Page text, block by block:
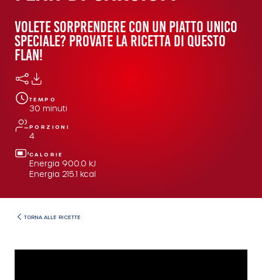
VOLETE SORPRENDERE CON UN PIATTO UNICO
SPECIALE? PROVATE LA RICETTA DI QUESTO
FLAN!
TEMPO
30 minuti
PORZIONI
4
CALORIE
Energia 900.0 kJ
Energia 215.1 kcal
TORNA ALLE RICETTE